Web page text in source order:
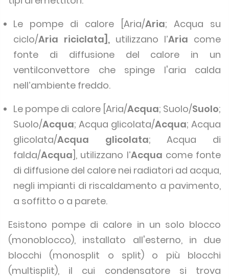
Le pompe di calore [Aria/Aria; Acqua su
ciclo/Aria riciclata], utilizzano l’Aria come
fonte di diffusione del calore in un
ventilconvettore che spinge l'aria calda
nell’ambiente freddo.
Le pompe di calore [Aria/Acqua; Suolo/Suolo;
Suolo/Acqua; Acqua glicolata/Acqua; Acqua
glicolata/Acqua glicolata; Acqua di
falda/Acqua], utilizzano l’Acqua come fonte
di diffusione del calore nei radiatori ad acqua,
negli impianti di riscaldamento a pavimento,
a soffitto o a parete.
Esistono pompe di calore in un solo blocco
(monoblocco), installato all'esterno, in due
blocchi (monosplit o split) o più blocchi
(multisplit), il cui condensatore si trova